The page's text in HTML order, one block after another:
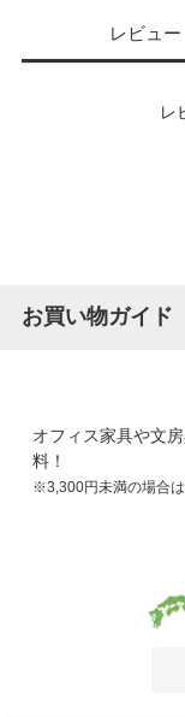
レビュー
レ
お買い物ガイド
オフィス家具や文
料！
※3,300円未満の場合は